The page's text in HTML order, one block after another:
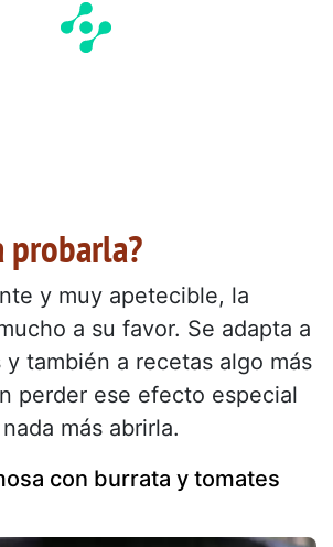
probarla?
y muy apetecible, la
a su favor. Se adapta a
y también a recetas algo más
perder ese efecto especial
más abrirla.
con burrata y tomates